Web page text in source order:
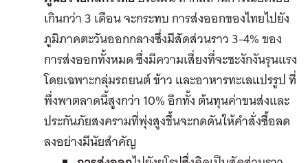
เกินกว่า 3 เดือน จะกระทบ การส่งออกของไทยไปยัง
ภูมิภาคตะวันออกกลางซึ่งมีสัดส่วนราว 3-4% ของ
การส่งออกทั้งหมด ซึ่งมีความเสี่ยงที่จะชะงักงันรุนแรง
โดยเฉพาะกลุ่มรถยนต์ ข้าว และอาหารทะเลแปรรูป ที่
พึ่งพาตลาดนี้สูงกว่า 10% อีกทั้ง ต้นทุนค่าขนส่งและ
ประกันภัยสงครามที่พุ่งสูงขึ้นจะกดดันให้คำสั่งซื้อลด
ลงอย่างมีนัยสำคัญ